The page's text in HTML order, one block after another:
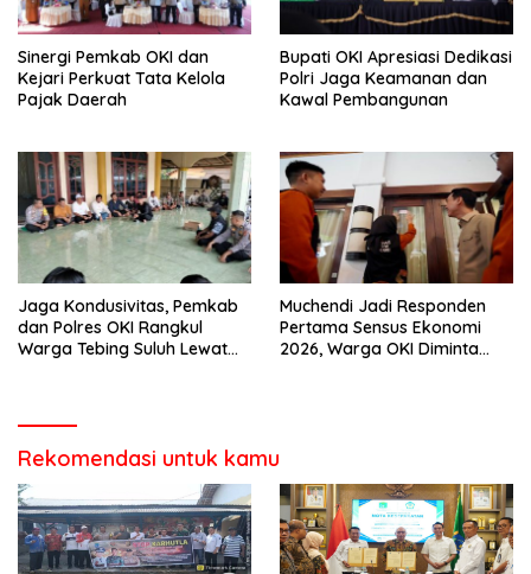
Sinergi Pemkab OKI dan
Kejari Perkuat Tata Kelola
Pajak Daerah
Bupati OKI Apresiasi Dedikasi
Polri Jaga Keamanan dan
Kawal Pembangunan
Jaga Kondusivitas, Pemkab
dan Polres OKI Rangkul
Warga Tebing Suluh Lewat
Muchendi Jadi Responden
Pertama Sensus Ekonomi
2026, Warga OKI Diminta
Rekomendasi untuk kamu